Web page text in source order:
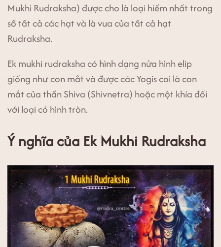
Mukhi Rudraksha) được cho là loại hiếm nhất trong
số tất cả các hạt và là vua của tất cả hạt
Rudraksha.
Ek mukhi rudraksha có hình dạng nửa hình elip
giống như con mắt và được các Yogis coi là con
mắt của thần Shiva (Shivnetra) hoặc một khía đối
với loại có hình tròn.
Ý nghĩa của Ek Mukhi Rudraksha